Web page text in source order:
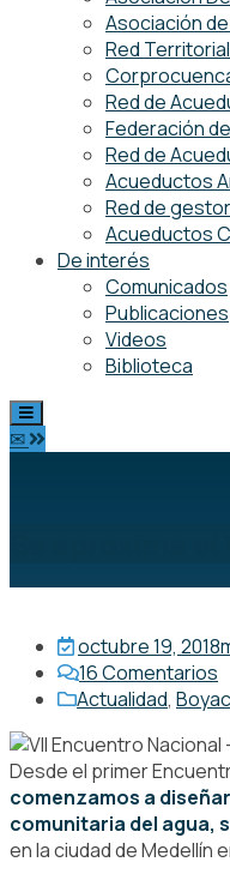
Asociación
Red
Red de
Federación
Red de
Acueductos
Red de
Acueductos
De interés
Comunicados
Publicaciones
Videos
Biblioteca
✉
octubre 19, 2018
16Comentarios
Actualidad,
Desde el primer
comenzamos a
comunitaria del agua,
en la ciudad de Medellín